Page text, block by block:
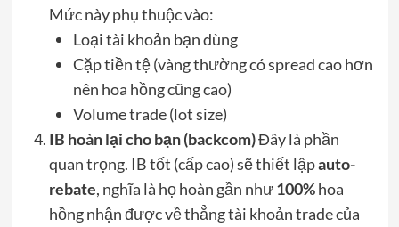
Mức này phụ thuộc vào:
Loại tài khoản bạn dùng
Cặp tiền tệ (vàng thường có spread cao hơn
nên hoa hồng cũng cao)
Volume trade (lot size)
IB hoàn lại cho bạn (backcom)Đây là phần
quan trọng. IB tốt (cấp cao) sẽ thiết lậpauto-
rebate, nghĩa là họ hoàn gần như100%hoa
hồng nhận được về thẳng tài khoản trade của